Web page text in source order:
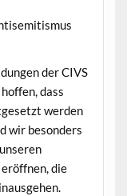
der CIVS
dass
werden
wir besonders
die